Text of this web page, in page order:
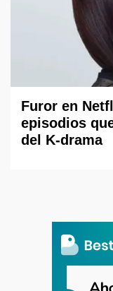
Furor en
episodios
del K-drama